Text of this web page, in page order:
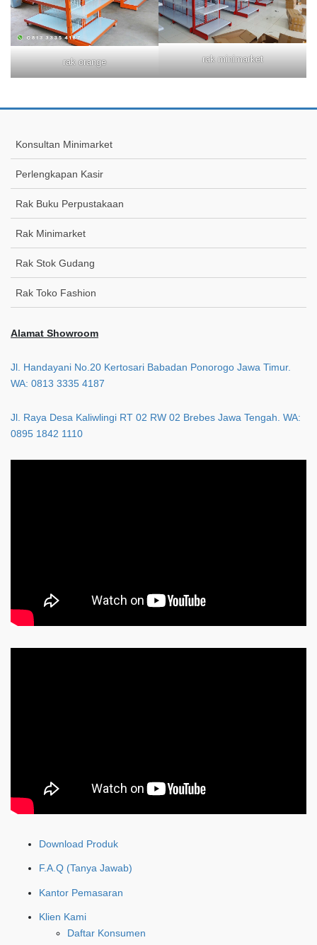
rak orange rak minimarket
Konsultan Minimarket
Perlengkapan Kasir
Rak Buku Perpustakaan
Rak Minimarket
Rak Stok Gudang
Rak Toko Fashion
Alamat Showroom
Jl. Handayani No.20 Kertosari Babadan Ponorogo Jawa Timur.
WA: 0813 3335 4187
Jl. Raya Desa Kaliwlingi RT 02 RW 02 Brebes Jawa Tengah. WA:
0895 1842 1110
Download Produk
F.A.Q (Tanya Jawab)
Kantor Pemasaran
Klien Kami
Daftar Konsumen